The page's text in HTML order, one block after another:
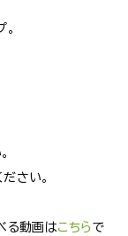
さい。
る動画はこちらで